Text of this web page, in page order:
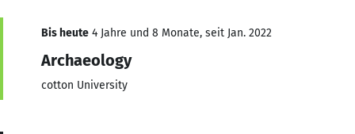
Bis heute 4 Jahre und 8 Monate, seit Jan. 2022
Archaeology
cotton University